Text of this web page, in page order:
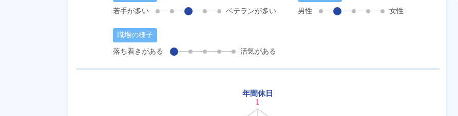
若手が多い
ベテランが多い
男性
女性
職場の様子
落ち着きがある
活気がある
はず！